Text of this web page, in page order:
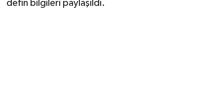
defin bilgileri paylaşıldı.